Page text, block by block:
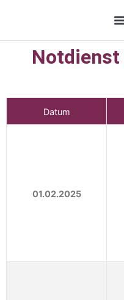
Notdienst
Datum
01.02.2025